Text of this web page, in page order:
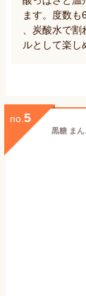
ます。度数も
、炭酸水で
ルとして楽し
no. 5